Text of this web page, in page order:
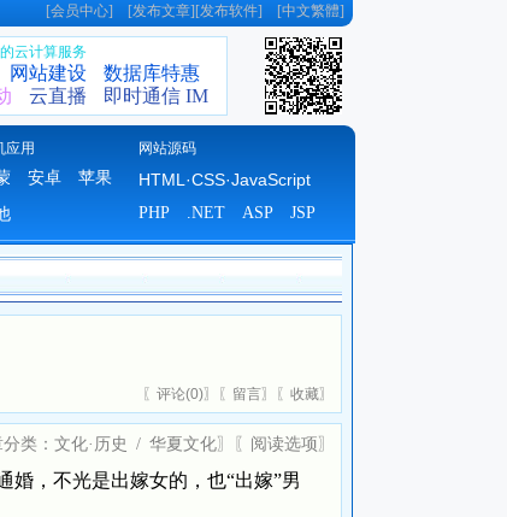
[会员中心] [发布文章][发布软件] [中文繁體]
云计算服务
网站建设
数据库特惠
云直播 即时通信 IM
应用 网站源码
安卓
苹果
HTML·CSS·JavaScript
PHP .NET ASP JSP
〖 评论(0)〗〖 留言〗〖 收藏〗
类： 文化·历史 / 华夏文化〗〖 阅读选项〗
，不光是出嫁女的，也“出嫁”男